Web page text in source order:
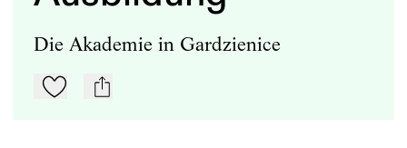
Die Akademie in Gardzienice
Zu Mein-TdZ hinzufügen
mail